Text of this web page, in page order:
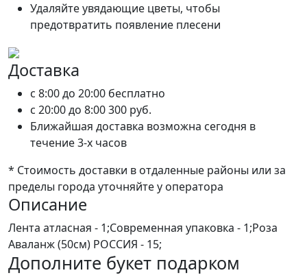
Удаляйте увядающие цветы, чтобы
предотвратить появление плесени
Доставка
c 8:00 до 20:00 бесплатно
c 20:00 до 8:00300 руб.
Ближайшая доставка возможна сегодня в
течение 3-х часов
* Стоимость доставки в отдаленные районы или за
пределы города уточняйте у оператора
Описание
Лента атласная - 1;Современная упаковка - 1;Роза
Аваланж (50см) РОССИЯ - 15;
Дополните букет подарком